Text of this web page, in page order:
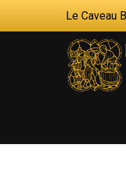
Le Caveau